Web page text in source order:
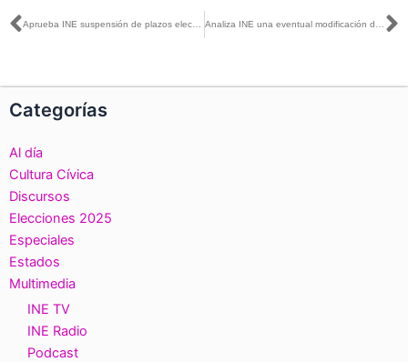
Ant
Categorías
Al día
Cultura Cívica
Discursos
Elecciones 2025
Especiales
Estados
Multimedia
INE TV
INE Radio
Podcast